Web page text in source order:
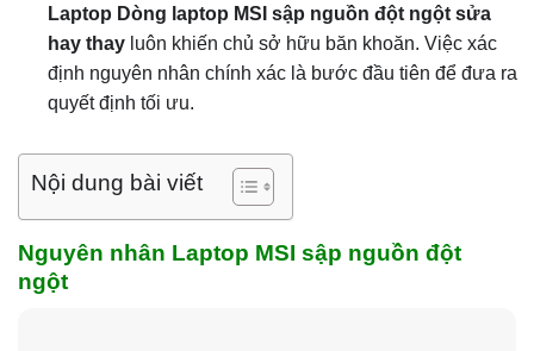
Laptop Dòng laptop MSI sập nguồn đột ngột sửa
hay thay luôn khiến chủ sở hữu băn khoăn. Việc xác
định nguyên nhân chính xác là bước đầu tiên để đưa ra
quyết định tối ưu.
Nội dung bài viết
Nguyên nhân Laptop MSI sập nguồn đột
ngột